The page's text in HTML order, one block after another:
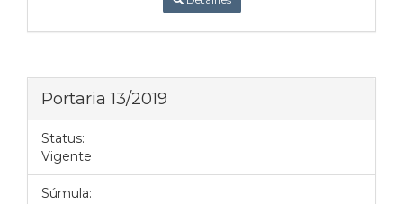
Portaria 13/2019
Status:
Vigente
Súmula: